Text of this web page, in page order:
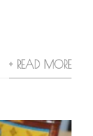
+ READ MORE